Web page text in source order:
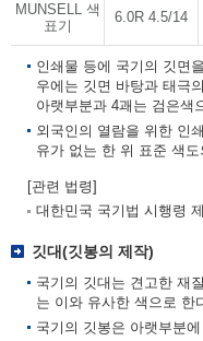
MUNSELL 색
표기
6.0R 4.5/14
인쇄물 등에 국기의 깃면
우에는 깃면 바탕과 태극
아랫부분과 4괘는 검은색
외국인의 열람을 위한 인
유가 없는 한 위 표준 색
[관련 법령]
대한민국 국기법 시행령
깃대(깃봉의 제작)
국기의 깃대는 견고한 재
는 이와 유사한 색으로 한
국기의 깃봉은 아랫부분